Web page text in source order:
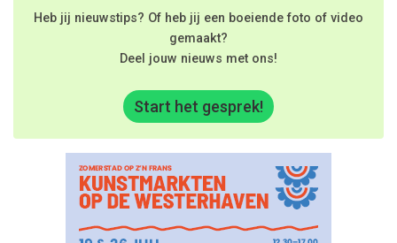
Heb jij nieuwstips? Of heb jij een boeiende foto of video
gemaakt?
Deel jouw nieuws met ons!
Start het gesprek!